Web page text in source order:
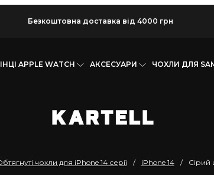
Безкоштовна доставка від 4000 грн
APPLE WATCH АКСЕСУАРИ ЧОХЛИ ДЛЯ
чохли для iPhone 14 серії / iPhone 14 / Сірий